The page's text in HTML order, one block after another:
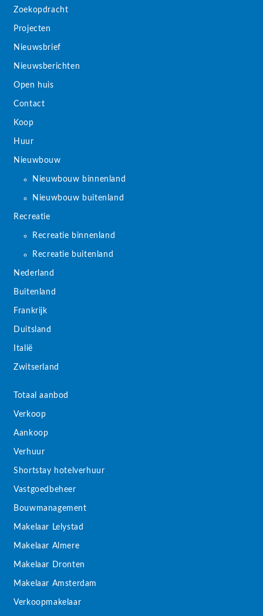
Zoekopdracht
Projecten
Nieuwsbrief
Nieuwsberichten
Open huis
Contact
Koop
Huur
Nieuwbouw
Nieuwbouw binnenland
Nieuwbouw buitenland
Recreatie
Recreatie binnenland
Recreatie buitenland
Nederland
Buitenland
Frankrijk
Duitsland
Italië
Zwitserland
Totaal aanbod
Verkoop
Aankoop
Verhuur
Shortstay hotelverhuur
Vastgoedbeheer
Bouwmanagement
Makelaar Lelystad
Makelaar Almere
Makelaar Dronten
Makelaar Amsterdam
Verkoopmakelaar